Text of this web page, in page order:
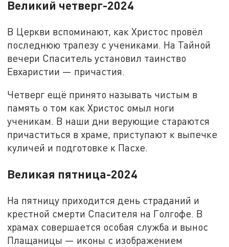
Великий четверг-2024
В Церкви вспоминают, как Христос провёл
последнюю трапезу с учениками. На Тайной
вечери Спаситель установил таинство
Евхаристии — причастия.
Четверг ещё принято называть чистым в
память о том как Христос омыл ноги
ученикам. В наши дни верующие стараются
причаститься в храме, приступают к выпечке
куличей и подготовке к Пасхе.
Великая пятница-2024
На пятницу приходится день страданий и
крестной смерти Спасителя на Голгофе. В
храмах совершается особая служба и вынос
Плащаницы — иконы с изображением